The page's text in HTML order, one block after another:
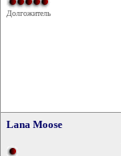
Долгожитель
Lana Moose